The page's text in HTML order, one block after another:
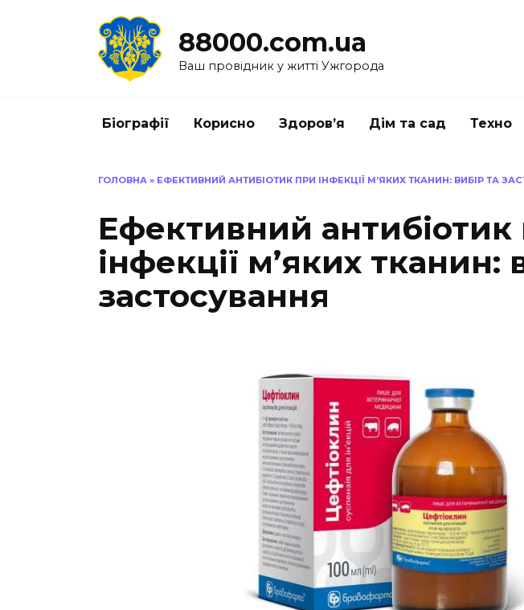
88000.com.ua
Ваш провідник у житті Ужгорода
Біографії Корисно Здоров’я Дім та сад Техно
ГОЛОВНА » ЕФЕКТИВНИЙ АНТИБІОТИК ПРИ ІНФЕКЦІЇ М’ЯКИХ ТКАНИН: ВИБІР ТА
Ефективний антибіотик
інфекції м’яких тканин:
застосування